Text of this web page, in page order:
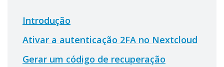
Introdução
Ativar a autenticação 2FA no Nextcloud
Gerar um código de recuperação